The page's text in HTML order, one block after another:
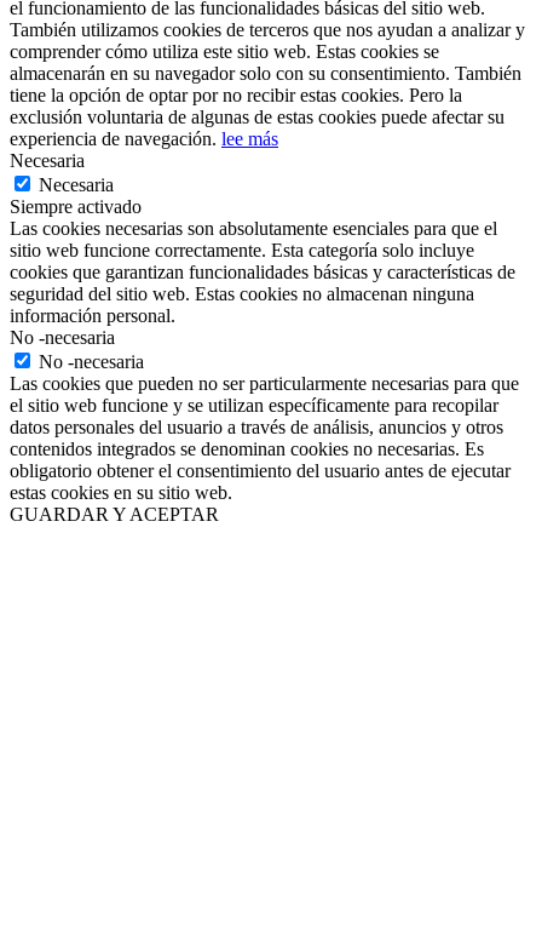
el funcionamiento de las funcionalidades básicas del sitio web.
También utilizamos cookies de terceros que nos ayudan a analizar y
comprender cómo utiliza este sitio web. Estas cookies se
almacenarán en su navegador solo con su consentimiento. También
tiene la opción de optar por no recibir estas cookies. Pero la
exclusión voluntaria de algunas de estas cookies puede afectar su
experiencia de navegación. lee más
Necesaria
Necesaria
Siempre activado
Las cookies necesarias son absolutamente esenciales para que el
sitio web funcione correctamente. Esta categoría solo incluye
cookies que garantizan funcionalidades básicas y características de
seguridad del sitio web. Estas cookies no almacenan ninguna
información personal.
No -necesaria
No -necesaria
Las cookies que pueden no ser particularmente necesarias para que
el sitio web funcione y se utilizan específicamente para recopilar
datos personales del usuario a través de análisis, anuncios y otros
contenidos integrados se denominan cookies no necesarias. Es
obligatorio obtener el consentimiento del usuario antes de ejecutar
estas cookies en su sitio web.
GUARDAR Y ACEPTAR